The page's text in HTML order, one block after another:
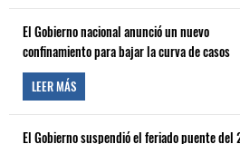
El Gobierno nacional anunció un nuevo
confinamiento para bajar la curva de casos
LEER MÁS
El Gobierno suspendió el feriado puente del